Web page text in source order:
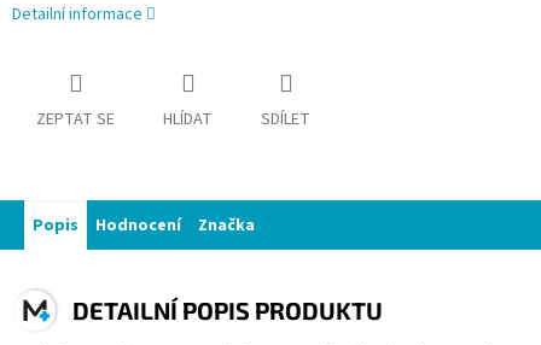
Detailní informace
ZEPTAT SE HLÍDAT SDÍLET
Popis Hodnocení Značka
DETAILNÍ POPIS PRODUKTU